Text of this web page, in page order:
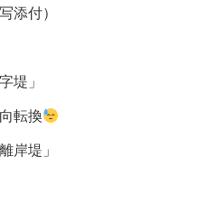
添付）
堤」
転換
岸堤」